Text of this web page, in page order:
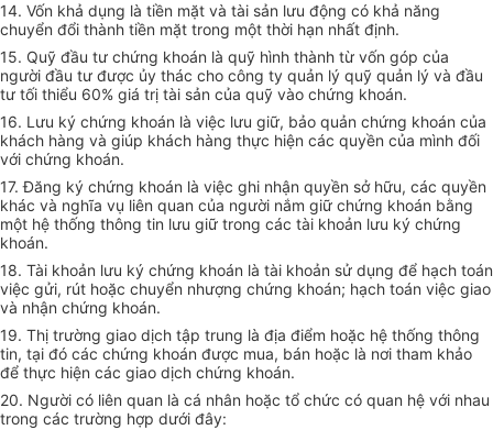
14. Vốn khả dụng là tiền mặt và tài sản lưu động có khả năng
chuyển đổi thành tiền mặt trong một thời hạn nhất định.
15. Quỹ đầu tư chứng khoán là quỹ hình thành từ vốn góp của
người đầu tư được ủy thác cho công ty quản lý quỹ quản lý và đầu
tư tối thiểu 60% giá trị tài sản của quỹ vào chứng khoán.
16. Lưu ký chứng khoán là việc lưu giữ, bảo quản chứng khoán của
khách hàng và giúp khách hàng thực hiện các quyền của mình đối
với chứng khoán.
17. Đăng ký chứng khoán là việc ghi nhận quyền sở hữu, các quyền
khác và nghĩa vụ liên quan của người nắm giữ chứng khoán bằng
một hệ thống thông tin lưu giữ trong các tài khoản lưu ký chứng
khoán.
18. Tài khoản lưu ký chứng khoán là tài khoản sử dụng để hạch toán
việc gửi, rút hoặc chuyển nhượng chứng khoán; hạch toán việc giao
và nhận chứng khoán.
19. Thị trường giao dịch tập trung là địa điểm hoặc hệ thống thông
tin, tại đó các chứng khoán được mua, bán hoặc là nơi tham khảo
để thực hiện các giao dịch chứng khoán.
20. Người có liên quan là cá nhân hoặc tổ chức có quan hệ với nhau
trong các trường hợp dưới đây: